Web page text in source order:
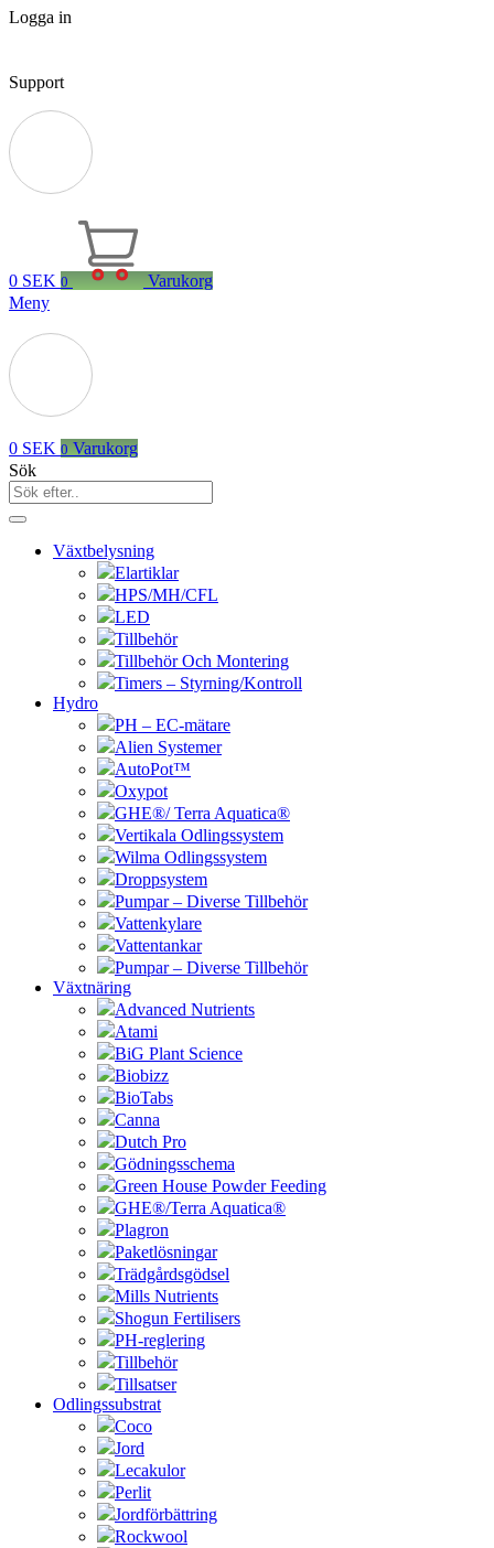
Logga in
Support
0 SEK 0
Varukorg
Meny
0 SEK 0 Varukorg
Sök
Växtbelysning
Elartiklar
HPS/MH/CFL
LED
Tillbehör
Tillbehör Och Montering
Timers – Styrning/Kontroll
Hydro
PH – EC-mätare
Alien Systemer
AutoPot™
Oxypot
GHE®/ Terra Aquatica®
Vertikala Odlingssystem
Wilma Odlingssystem
Droppsystem
Pumpar – Diverse Tillbehör
Vattenkylare
Vattentankar
Pumpar – Diverse Tillbehör
Växtnäring
Advanced Nutrients
Atami
BiG Plant Science
Biobizz
BioTabs
Canna
Dutch Pro
Gödningsschema
Green House Powder Feeding
GHE®/Terra Aquatica®
Plagron
Paketlösningar
Trädgårdsgödsel
Mills Nutrients
Shogun Fertilisers
PH-reglering
Tillbehör
Tillsatser
Odlingssubstrat
Coco
Jord
Lecakulor
Perlit
Jordförbättring
Rockwool